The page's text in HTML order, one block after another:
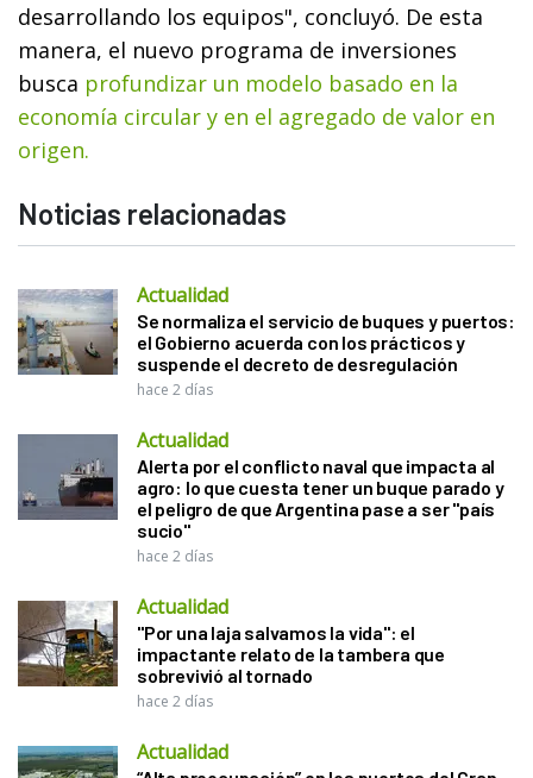
desarrollando los equipos", concluyó. De esta
manera, el nuevo programa de inversiones
busca profundizar un modelo basado en la
economía circular y en el agregado de valor en
origen.
Noticias relacionadas
Actualidad
Se normaliza el servicio de buques y puertos:
el Gobierno acuerda con los prácticos y
suspende el decreto de desregulación
hace 2 días
Actualidad
Alerta por el conflicto naval que impacta al
agro: lo que cuesta tener un buque parado y
el peligro de que Argentina pase a ser "país
sucio"
hace 2 días
Actualidad
"Por una laja salvamos la vida": el
impactante relato de la tambera que
sobrevivió al tornado
hace 2 días
Actualidad